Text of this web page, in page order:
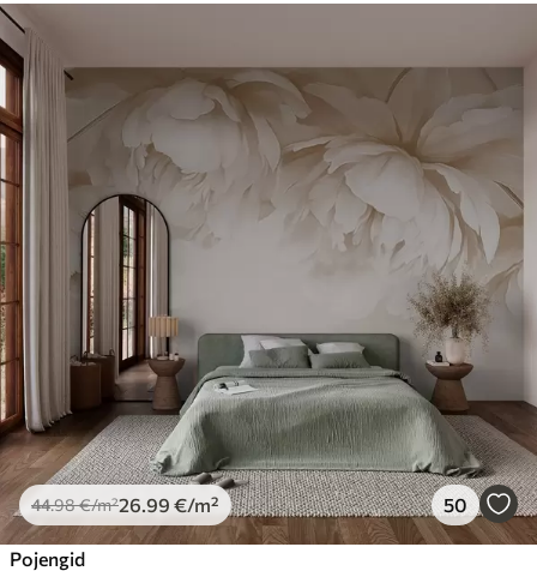
44.98€/m²26 .99 €/m² 50
Pojengid